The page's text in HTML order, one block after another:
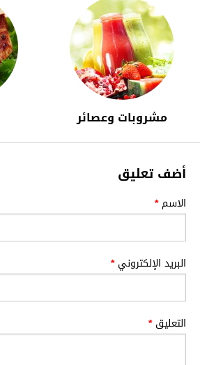
مشروبات وعصائر
أضف تعليق
الاسم*
البريد الإلكتروني*
التعليق*